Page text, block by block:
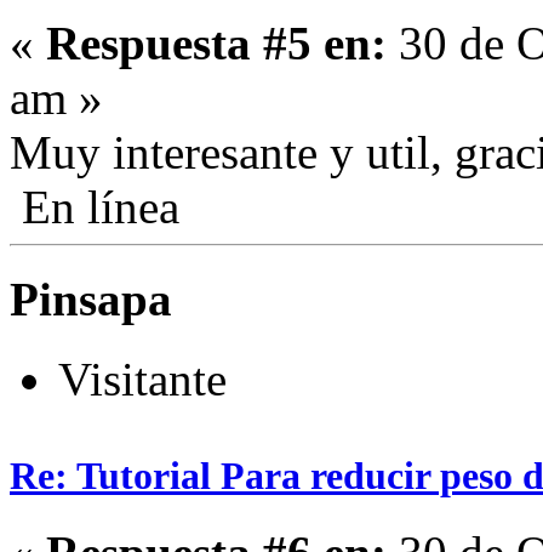
« Respuesta #5 en: 30 de
am »
Muy interesante y util,
En línea
Pinsapa
Visitante
Re: Tutorial Para reducir peso